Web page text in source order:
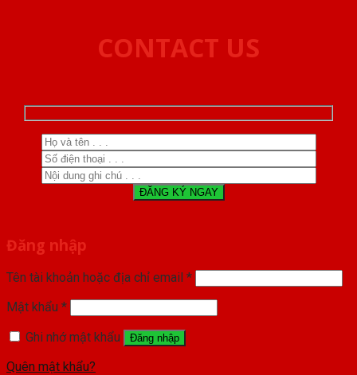
CONTACT US
Đăng nhập
Tên tài khoản hoặc địa chỉ email *
Mật khẩu *
Ghi nhớ mật khẩu
Đăng nhập
Quên mật khẩu?